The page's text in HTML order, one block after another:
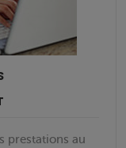
prestations au